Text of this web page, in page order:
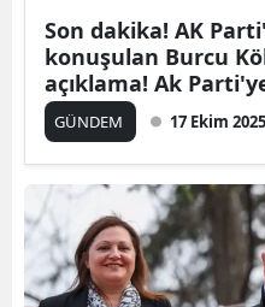
Son dakika! AK
konuşulan Burcu
açıklama! Ak
GÜNDEM 17 Ekim 2025